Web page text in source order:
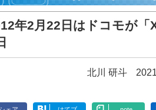
年2月22日はドコモが「
北川 研斗